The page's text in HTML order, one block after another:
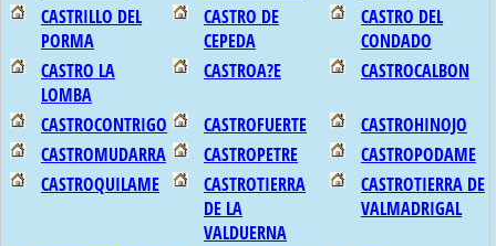
CASTRILLO DEL
PORMA
CASTRO DE
CEPEDA
CASTRO DEL
CONDADO
CASTRO LA
LOMBA
CASTROA?E CASTROCALBON
CASTROCONTRIGO CASTROFUERTE
CASTROHINOJO
CASTROMUDARRA
CASTROPETRE
CASTROPODAME
CASTROQUILAME
CASTROTIERRA
DE LA
VALDUERNA
CASTROTIERRA DE
VALMADRIGAL